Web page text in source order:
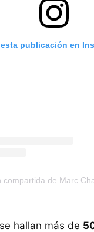
esta publicación en
hallan más de